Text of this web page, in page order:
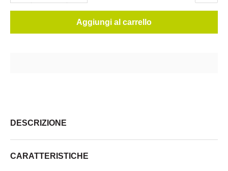
Aggiungi al carrello
DESCRIZIONE
CARATTERISTICHE